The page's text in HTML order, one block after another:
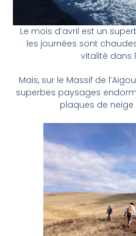
Le mois d’avril est un
les journées sont
vitalité dans
Mais, sur le Massif de
superbes paysages
plaques de neige